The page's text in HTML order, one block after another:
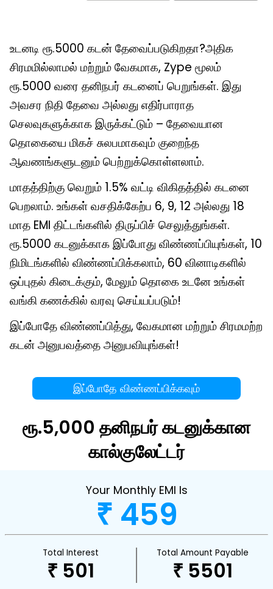
உடனடி ரூ.5000 கடன் தேவைப்படுகிறதா?அதிக
சிரமமில்லாமல் மற்றும் வேகமாக, Zype மூலம்
ரூ.5000 வரை தனிநபர் கடனைப் பெறுங்கள். இது
அவசர நிதி தேவை அல்லது எதிர்பாராத
செலவுகளுக்காக இருக்கட்டும் – தேவையான
தொகையை மிகச் சுலபமாகவும் குறைந்த
ஆவணங்களுடனும் பெற்றுக்கொள்ளலாம்.
மாதத்திற்கு வெறும் 1.5% வட்டி விகிதத்தில் கடனை
பெறலாம். உங்கள் வசதிக்கேற்ப 6, 9, 12 அல்லது 18
மாத EMI திட்டங்களில் திருப்பிச் செலுத்துங்கள்.
ரூ.5000 கடனுக்காக இப்போது விண்ணப்பியுங்கள், 10
நிமிடங்களில் விண்ணப்பிக்கலாம், 60 வினாடிகளில்
ஒப்புதல் கிடைக்கும், மேலும் தொகை உடனே உங்கள்
வங்கி கணக்கில் வரவு செய்யப்படும்!
இப்போதே விண்ணப்பித்து, வேகமான மற்றும் சிரமமற்ற
கடன் அனுபவத்தை அனுபவியுங்கள்!
இப்போதே விண்ணப்பிக்கவும்
ரூ.5,000 தனிநபர் கடனுக்கான
கால்குலேட்டர்
Your Monthly EMI Is
₹ 459
Total Interest
₹ 501
Total Amount Payable
₹ 5501